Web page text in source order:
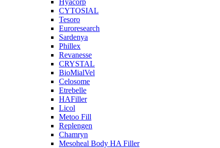
Hyacorp
CYTOSIAL
Tesoro
Euroresearch
Sardenya
Phillex
Revanesse
CRYSTAL
BioMialVel
Celosome
Etrebelle
HAFiller
Licol
Metoo Fill
Replengen
Chamryn
Mesoheal Body HA Filler